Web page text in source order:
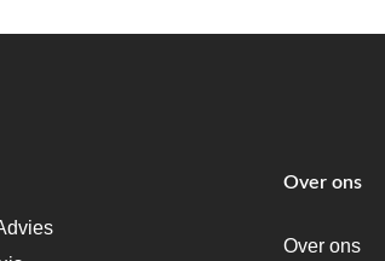
Over ons
Over ons